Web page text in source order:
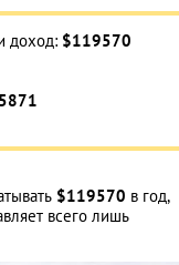
доход: $119570
$119570 в год,
всего лишь